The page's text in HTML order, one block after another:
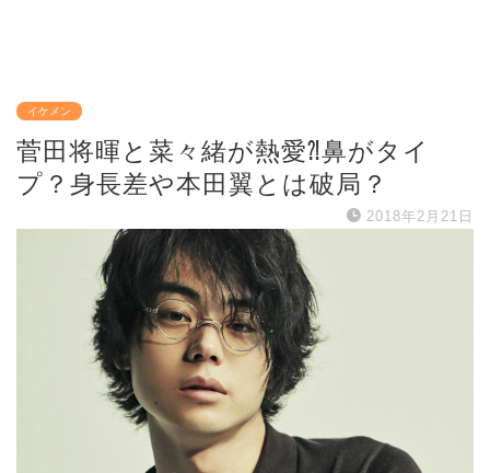
イケメン
菅田将暉と菜々緒が熱愛⁈鼻がタイ
プ？身長差や本田翼とは破局？
2018年2月21日